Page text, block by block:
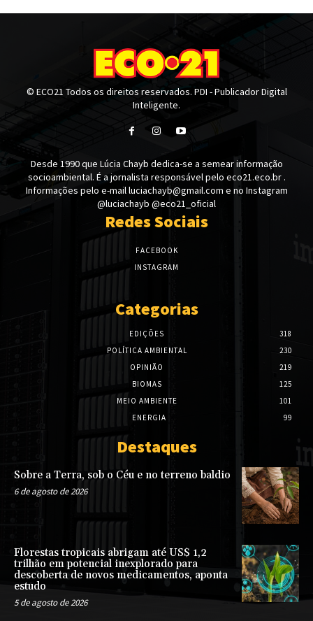
© ECO21 Todos os direitos reservados. PDI - Publicador Digital
Inteligente.
Desde 1990 que Lúcia Chayb dedica-se a semear informação
socioambiental. É a jornalista responsável pelo eco21.eco.br .
Informações pelo e-mail luciachayb@gmail.com e no Instagram
@luciachayb @eco21_oficial
Redes Sociais
FACEBOOK
INSTAGRAM
Categorias
EDIÇÕES
318
POLÍTICA AMBIENTAL
230
OPINIÃO
219
BIOMAS
125
MEIO AMBIENTE
101
ENERGIA
99
Destaques
Sobre a Terra, sob o Céu e no terreno baldio
6 de agosto de 2026
Florestas tropicais abrigam até US$ 1,2
trilhão em potencial inexplorado para
descoberta de novos medicamentos, aponta
estudo
5 de agosto de 2026